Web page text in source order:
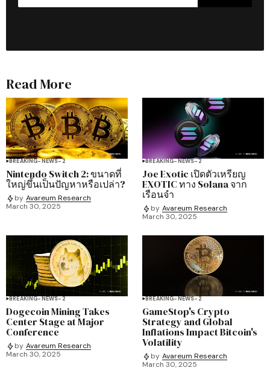
Read More
BREAKING-NEWS-2
Nintendo Switch 2: ขนาดที่
ใหญ่ขึ้นเป็นปัญหาหรือเปล่า?
by Avareum Research
March 30, 2025
BREAKING-NEWS-2
Joe Exotic เปิดตัวเหรียญ
EXOTIC ทาง Solana จาก
เรือนจำ
by Avareum Research
March 30, 2025
BREAKING-NEWS-2
Dogecoin Mining Takes
Center Stage at Major
Conference
by Avareum Research
March 30, 2025
BREAKING-NEWS-2
GameStop's Crypto
Strategy and Global
Inflations Impact Bitcoin's
Volatility
by Avareum Research
March 30, 2025